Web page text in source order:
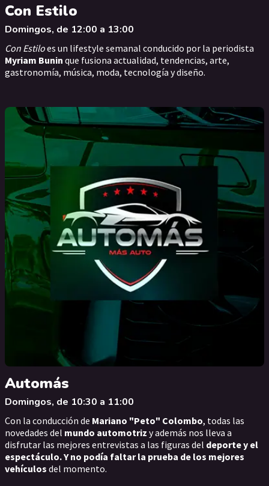
Con Estilo
Domingos, de 12:00 a 13:00
Con Estiloes un lifestyle semanal conducido por la periodista
Myriam Bunin que fusiona actualidad, tendencias, arte,
gastronomía, música, moda, tecnología y diseño.
Automás
Domingos, de 10:30 a 11:00
Con la conducción de Mariano "Peto" Colombo, todas las
novedades del mundo automotriz y además nos lleva a
disfrutar las mejores entrevistas a las figuras del deporte y el
espectáculo. Y no podía faltar la prueba de los mejores
vehículos del momento.